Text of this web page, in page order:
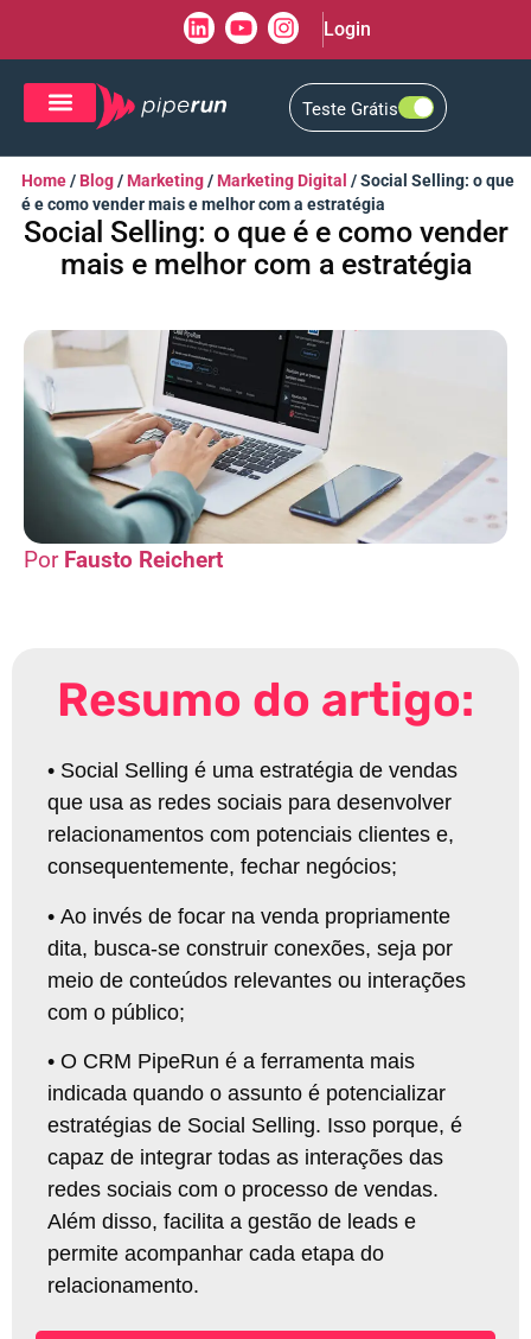
Login
Teste Grátis
Home/ Blog/ Marketing/ Marketing Digital /Social Selling: o que
é e como vender mais e melhor com a estratégia
Social Selling: o que é e como vender
mais e melhor com a estratégia
Fausto Reichert
Resumo do artigo:
• Social Selling é uma estratégia de vendas
que usa as redes sociais para desenvolver
relacionamentos com potenciais clientes e,
consequentemente, fechar negócios;
• Ao invés de focar na venda propriamente
dita, busca-se construir conexões, seja por
meio de conteúdos relevantes ou interações
com o público;
• O CRM PipeRun é a ferramenta mais
indicada quando o assunto é potencializar
estratégias de Social Selling. Isso porque, é
capaz de integrar todas as interações das
redes sociais com o processo de vendas.
Além disso, facilita a gestão de leads e
permite acompanhar cada etapa do
relacionamento.